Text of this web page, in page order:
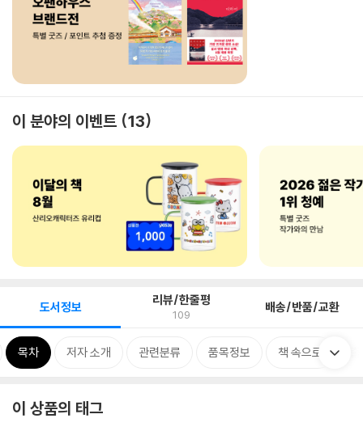
이 분야의 이벤트 13
도서정보 리뷰/한줄평
109 배송/반품/교환
목차 저자 소개 관련분류 품목정보 책 속으로
이 상품의 태그